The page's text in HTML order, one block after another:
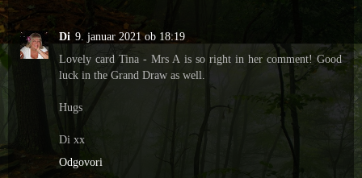
Di 9. januar 2021 ob 18:19
Lovely card Tina - Mrs A is so right in her comment! Good
luck in the Grand Draw as well.
Hugs
Di xx
Odgovori